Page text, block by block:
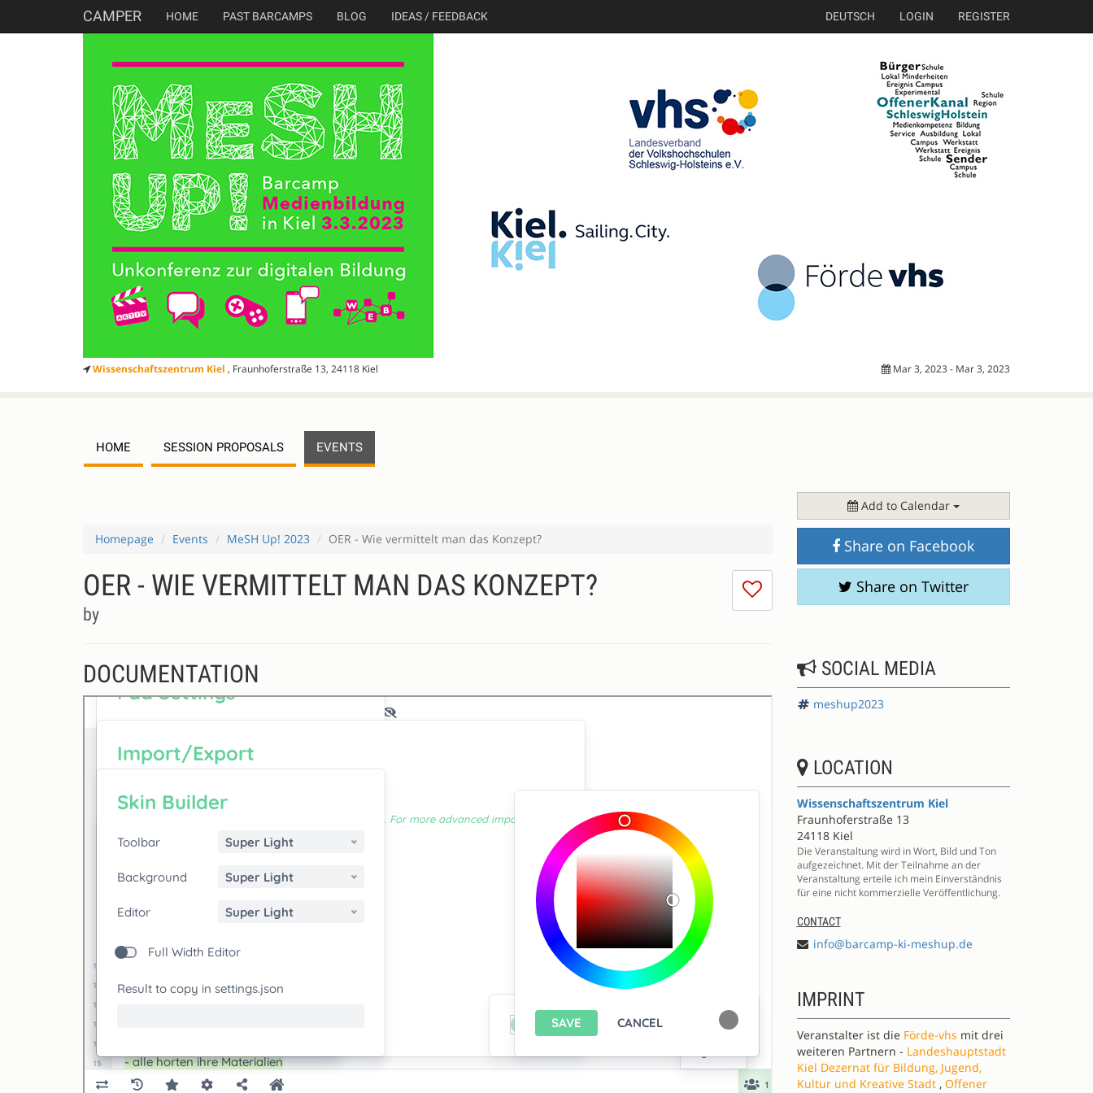
CAMPER HOME PAST BARCAMPS BLOG IDEAS / FEEDBACK DEUTSCH LOGIN REGISTER
Wissenschaftszentrum Kiel , Fraunhoferstraße 13, 24118 Kiel Mar 3, 2023 - Mar 3, 2023
HOME SESSION PROPOSALS EVENTS
Homepage Events MeSH Up! 2023 OER - Wie vermittelt man das Konzept?
I
don't
session
OER - WIE VERMITTELT MAN DAS KONZEPT?
by
DOCUMENTATION
Add to Calendar
Share on Facebook
Share on Twitter
SOCIAL MEDIA
meshup2023
LOCATION
Wissenschaftszentrum Kiel
Fraunhoferstraße 13
24118 Kiel
Die Veranstaltung wird in Wort, Bild und Ton
aufgezeichnet. Mit der Teilnahme an der
Veranstaltung erteile ich mein Einverständnis
für eine nicht kommerzielle Veröffentlichung.
CONTACT
info@barcamp-ki-meshup.de
IMPRINT
Veranstalter ist die Förde-vhs mit drei
weiteren Partnern - Landeshauptstadt
Kiel Dezernat für Bildung, Jugend,
Kultur und Kreative Stadt , Offener